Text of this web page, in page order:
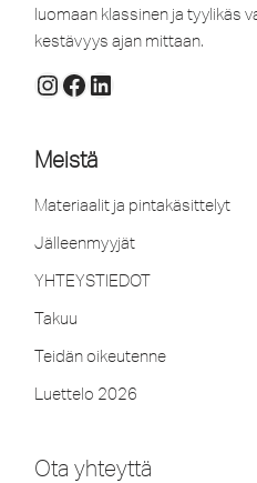
luomaan klassinen ja tyylikäs
kestävyys ajan mittaan.
Meistä
Materiaalit ja pintakäsittelyt
Jälleenmyyjät
YHTEYSTIEDOT
Takuu
Teidän oikeutenne
Luettelo 2026
Ota yhteyttä